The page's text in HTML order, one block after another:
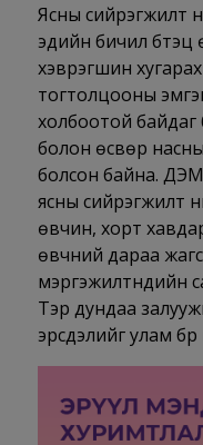
Ясны сийрэгжилт
эдийн бичил
хэврэгшин хугарах
тогтолцооны
холбоотой байдаг
болон өсвөр насны
болсон байна.
ясны сийрэгжилт
өвчин, хорт
өвчний дараа
мэргэжилтнүүдийн
Тэр дундаа
эрсдэлийг улам